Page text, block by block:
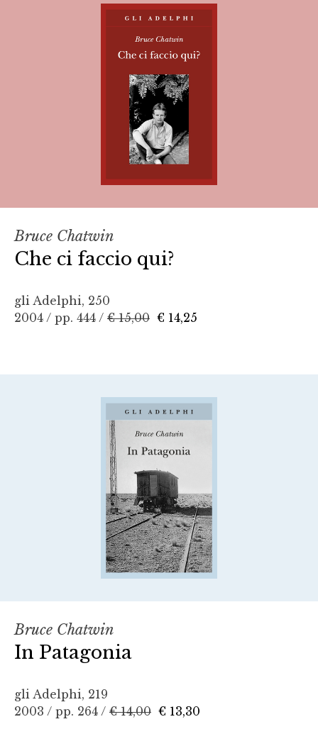
Bruce Chatwin
Che ci faccio qui?
gli Adelphi, 250
2004 / pp. 444 / € 15,00 € 14,25
Bruce Chatwin
In Patagonia
gli Adelphi, 219
2003 / pp. 264 / € 14,00 € 13,30